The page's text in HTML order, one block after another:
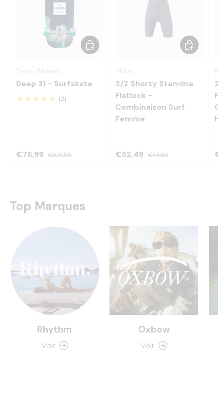
Deep 31 - Surfskate
(2)
€76,99 €109,99
Choisir les options
2/2 Shorty Stamiina
Flatlock -
Combinaison Surf
Femme
€52,49 €74,99
Choisir
Top Marques
Rhythm
Voir
Oxbow
Voir